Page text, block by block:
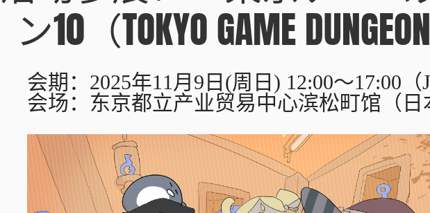
ン10（TOKYO GAME
会期：2025年11月9日(周日) 12:00～17:00（
会场：东京都立产业贸易中心滨松町馆（日